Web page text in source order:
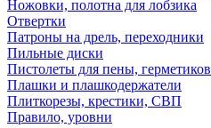
Ножовки, полотна для лобзика
Отвертки
Патроны на дрель, переходники
Пильные диски
Пистолеты для пены, герметиков
Плашки и плашкодержатели
Плиткорезы, крестики, СВП
Правило, уровни